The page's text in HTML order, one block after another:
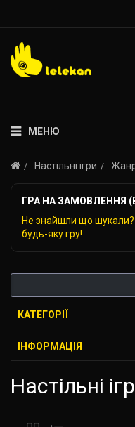
МЕНЮ
Настільні ігри
ГРА НА ЗАМОВЛЕННЯ
Не знайшли що
будь-яку гру!
КАТЕГОРІЇ
ІНФОРМАЦІЯ
Настільні